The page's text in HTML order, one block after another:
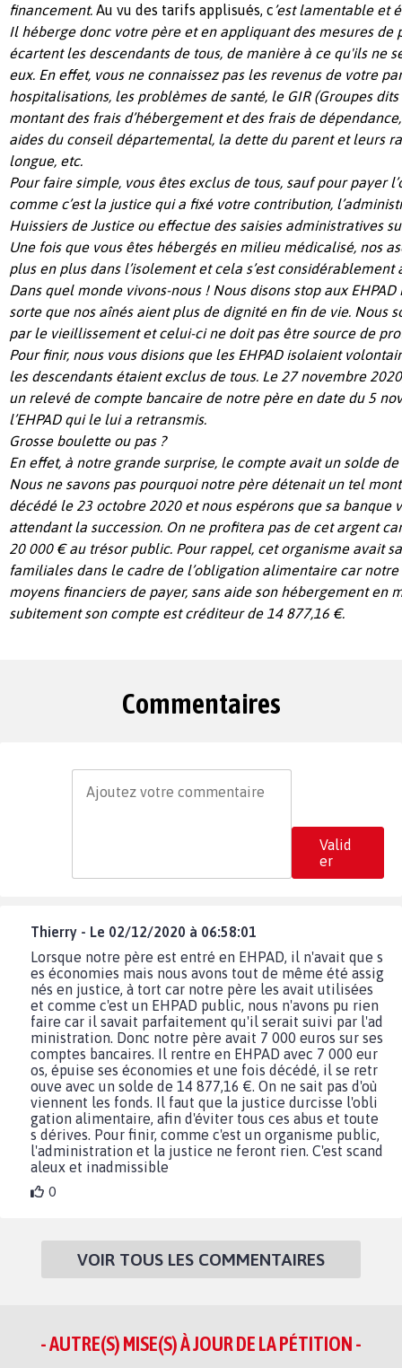
financement. Au vu des tarifs applisués, c’estlamentable et
Il héberge donc votre père et en appliquant des mesures de
écartentles descendants de tous, de manière à ce qu'ils ne
eux. En effet, vous ne connaissez pas les revenus de votre
hospitalisations, les problèmes de santé, le GIR (Groupes
montant des frais d’hébergement et des frais de
aides du conseil départemental, la dette du parent et leurs
longue, etc.
Pour faire simple, vous êtes exclus de tous, sauf pour payer
comme c’est la justice qui a fixé votre contribution,
Huissiers de Justice ou effectue des saisies administratives
Une fois que vous êtes hébergés en milieu médicalisé, nos
plus en plus dans l’isolement et cela s’est considérablement
Dans quel monde vivons-nous ! Nous disons stop aux
sorte que nos aînés aient plus de dignité en fin de vie. Nous
par le vieillissement et celui-ci ne doit pas être source de
Pour finir, nous vous disions que les EHPAD isolaient
les descendants étaient exclus de tous. Le 27 novembre
un relevé de compte bancaire de notre père en date du 5
l’EHPAD qui le lui a retransmis.
Grosse boulette ou pas ?
En effet, à notre grande surprise, le compte avait un solde
Nous ne savons pas pourquoi notre père détenait un tel
décédé le 23 octobre 2020 et nous espérons que sa banque
attendant la succession. On ne profitera pas de cet argent
20 000 € au trésor public. Pour rappel, cet organisme avait
familiales dans le cadre de l’obligation alimentaire car notre
moyens financiers de payer, sans aide son hébergement en
subitement son compte est créditeurde 14 877,16 €.
Commentaires
Valid
er
Thierry - Le 02/12/2020 à 06:58:01
Lorsque notre père est entré en EHPAD, il n'avait que s
es économies mais nous avons tout de même été assig
nés en justice, à tort car notre père les avait utilisées
et comme c'est un EHPAD public, nous n'avons pu rien
faire car il savait parfaitement qu'il serait suivi par l'ad
ministration. Donc notre père avait 7 000 euros sur ses
comptes bancaires. Il rentre en EHPAD avec 7 000 eur
os, épuise ses économies et une fois décédé, il se retr
ouve avec un solde de 14 877,16 €. On ne sait pas d'où
viennent les fonds. Il faut que la justice durcisse l'obli
gation alimentaire, afin d'éviter tous ces abus et toute
s dérives. Pour finir, comme c'est un organisme public,
l'administration et la justice ne feront rien. C'est scand
aleux et inadmissible
0
VOIR TOUS LES COMMENTAIRES
- AUTRE(S) MISE(S) À JOUR DE LA PÉTITION -